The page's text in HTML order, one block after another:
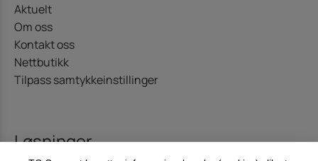
Aktuelt
Om oss
Kontakt oss
Nettbutikk
Tilpass samtykkeinstillinger
Løsninger